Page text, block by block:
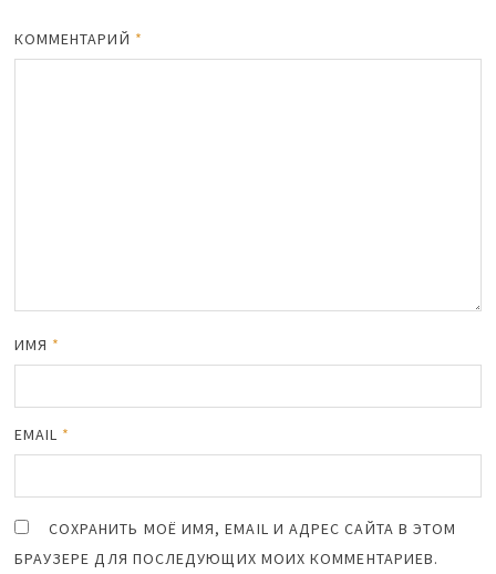
КОММЕНТАРИЙ *
ИМЯ *
EMAIL *
СОХРАНИТЬ МОЁ ИМЯ, EMAIL И АДРЕС САЙТА В ЭТОМ
БРАУЗЕРЕ ДЛЯ ПОСЛЕДУЮЩИХ МОИХ КОММЕНТАРИЕВ.